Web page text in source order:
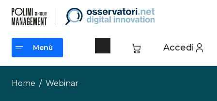
contenuto
Accedi
Menù
Menù
Home / Webinar